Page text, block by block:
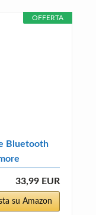
OFFERTA
Bluetooth
33,99 EUR
su Amazon